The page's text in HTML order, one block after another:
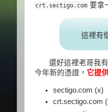
crt.sectigo.com 要拿
這裡有
還好這裡老哥我
今年新的憑證， 它提
sectigo.com (x)
crt.sectigo.com